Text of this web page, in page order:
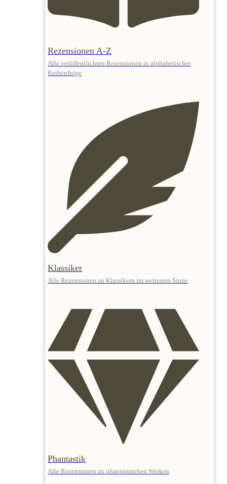
Rezensionen A-Z
Alle veröffentlichten Rezensionen in alphabetischer
Reihenfolge
Klassiker
Alle Rezensionen zu Klassikern im weitesten Sinne
Phantastik
Alle Rezensionen zu phantastischen Werken